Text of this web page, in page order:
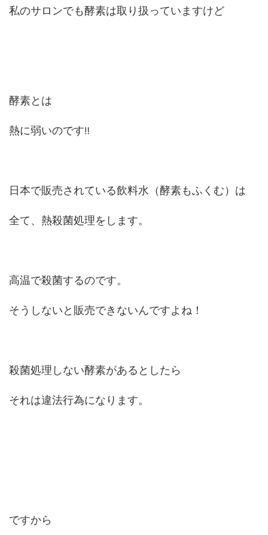
私のサロンでも酵素は取り扱っていますけど
酵素とは
熱に弱いのです‼
日本で販売されている飲料水（酵素もふくむ）は
全て、熱殺菌処理をします。
高温で殺菌するのです。
そうしないと販売できないんですよね！
殺菌処理しない酵素があるとしたら
それは違法行為になります。
ですから